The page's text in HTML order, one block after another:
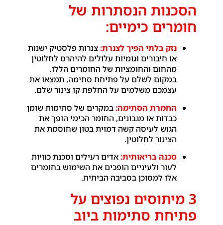
הסכנות הנסתרות של
חומרים כימיים:
נזק בלתי הפיך לצנרת:צנרות פלסטיק ישנות
או חיבורים וגומיות עלולים להיהרס לחלוטין
מהחום והחומציות של החומרים הללו.
במקום לשלם על פתיחת סתימה, תמצאו את
עצמכם משלמים על החלפת קו צינור שלם.
החמרת הסתימה:במקרים של סתימות שומן
כבדות או מגבונים, החומר הכימי הופך את
הגוש לעיסה קשה דמוית בטון שחוסמת את
הצינור לחלוטין.
סכנה בריאותית:אדים רעילים וסכנת כוויות
לעור ולעיניים הופכים את השימוש בחומרים
אלו למסוכן בסביבה הביתית.
3 מיתוסים נפוצים על
פתיחת סתימות ביוב